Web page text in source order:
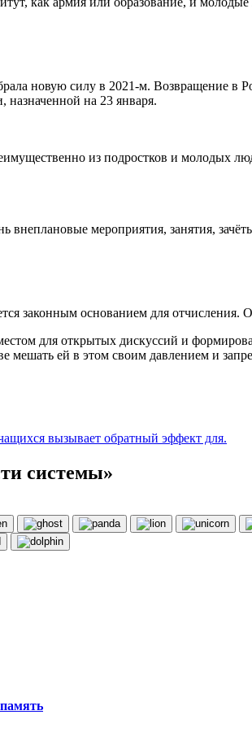
новую силу в 2021-м. Возвращение в
назначенной на 23 января.
из подростков и молодых
внеплановые мероприятия, занятия,
законным основанием для
для открытых дискуссий и
мешать ей в этом своим давлением и
вызывает обратный эффект для.
системы»